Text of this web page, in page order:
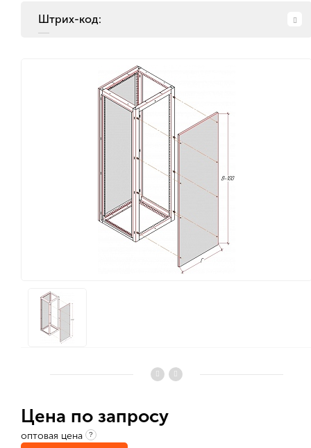
Штрих-код:
Цена по запросу
оптовая цена ?